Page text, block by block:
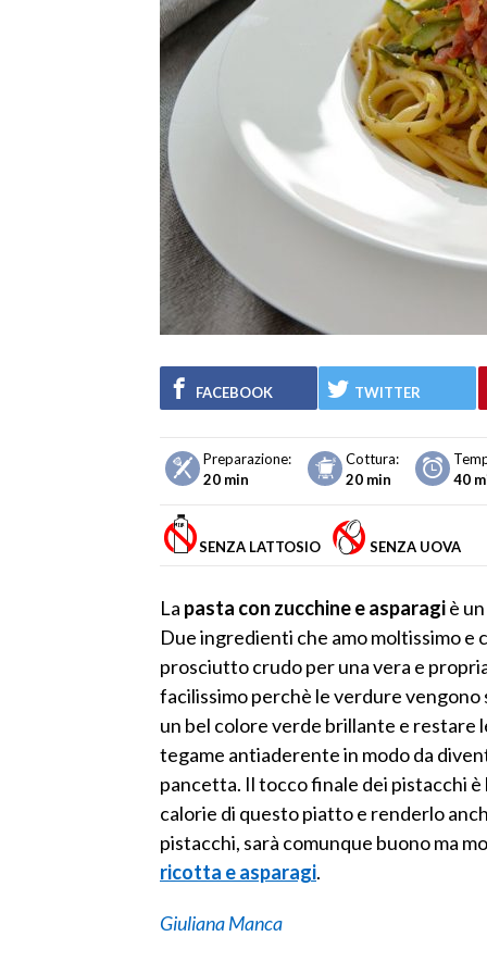
FACEBOOK TWITTER
Preparazione:
20 min
Cottura:
20 min
40
SENZA LATTOSIO SENZA UOVA
La pasta con zucchine e asparagiè
Due ingredienti che amo moltissimo
prosciutto crudo per una vera e
facilissimo perchè le verdure
un bel colore verde brillante e
tegame antiaderente in modo da
pancetta. Il tocco finale dei pistacchi
calorie di questo piatto e renderlo
pistacchi, sarà comunque buono ma
ricotta e asparagi.
Giuliana Manca